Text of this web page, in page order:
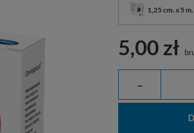
1,25 cm. x 5 m.
5,00 zł
-